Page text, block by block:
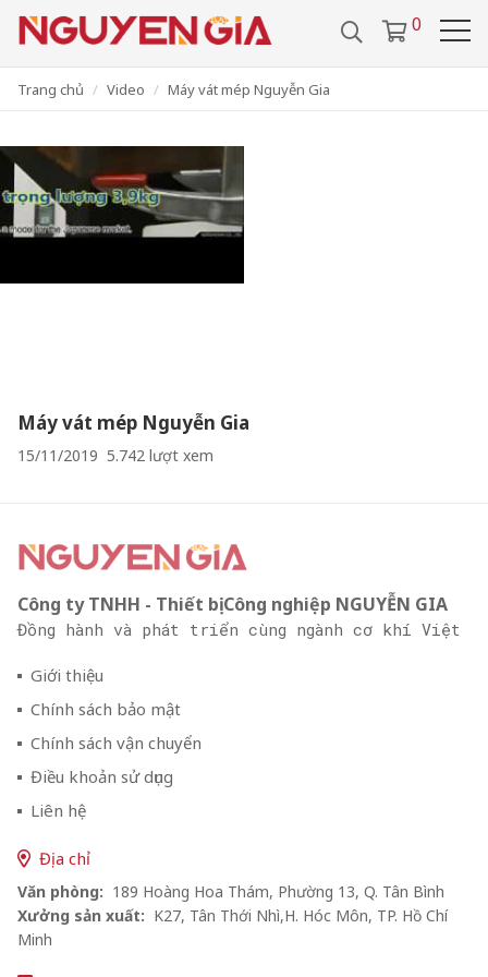
VIDEO TUYỂN DỤNG
LIÊN HỆ
0
Trang chủ Video Máy vát mép Nguyễn Gia
Máy vát mép Nguyễn Gia
15/11/2019 5.742 lượt xem
Công ty TNHH - Thiết bị Công nghiệp NGUYỄN GIA
Đồng hành và phát triển cùng ngành cơ khí Việt
Giới thiệu
Chính sách bảo mật
Chính sách vận chuyển
Điều khoản sử dụng
Liên hệ
Địa chỉ
Văn phòng: 189 Hoàng Hoa Thám, Phường 13, Q. Tân Bình
Xưởng sản xuất: K27, Tân Thới Nhì,H. Hóc Môn, TP. Hồ Chí
Minh